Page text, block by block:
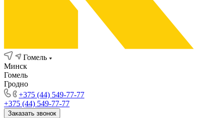
Гомель
Минск
Гомель
Гродно
+375 (44) 549-77-77
+375 (44) 549-77-77
Заказать звонок